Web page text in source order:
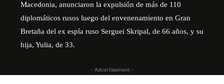
Macedonia, anunciaron la expulsión de más de 110
diplomáticos rusos luego del envenenamiento en Gran
Bretaña del ex espía ruso Serguei Skripal, de 66 años, y su
hija, Yulia, de 33.
- Advertisement -